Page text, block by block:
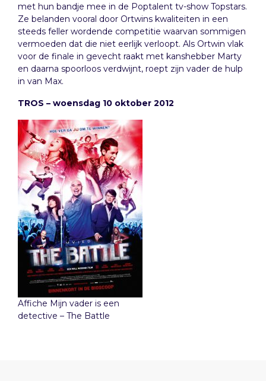
met hun bandje mee in de Poptalent tv-show Topstars.
Ze belanden vooral door Ortwins kwaliteiten in een
steeds feller wordende competitie waarvan sommigen
vermoeden dat die niet eerlijk verloopt. Als Ortwin vlak
voor de finale in gevecht raakt met kanshebber Marty
en daarna spoorloos verdwijnt, roept zijn vader de hulp
in van Max.
TROS – woensdag 10 oktober 2012
Affiche Mijn vader is een
detective – The Battle